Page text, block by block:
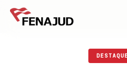
DESTAQUE